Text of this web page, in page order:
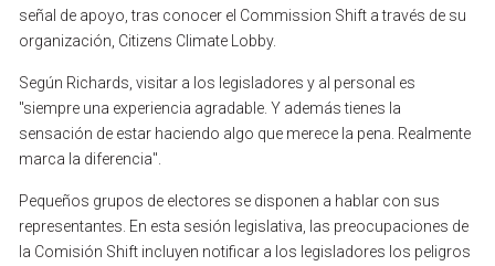
señal de apoyo, tras conocer el Commission Shift a través de su
organización, Citizens Climate Lobby.
Según Richards, visitar a los legisladores y al personal es
"siempre una experiencia agradable. Y además tienes la
sensación de estar haciendo algo que merece la pena. Realmente
marca la diferencia".
Pequeños grupos de electores se disponen a hablar con sus
representantes. En esta sesión legislativa, las preocupaciones de
la Comisión Shift incluyen notificar a los legisladores los peligros